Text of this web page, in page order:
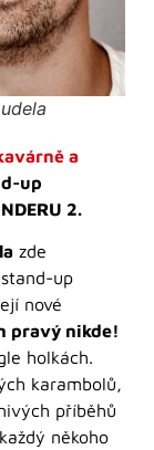
a
up
2.
zde
up
nové
pravý nikde!
holkách.
karambolů,
příběhů
někoho